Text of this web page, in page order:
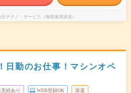
テクノ・サービス（無期雇用派遣）
日勤のお仕事！マシンオペ
給あり WEB登録OK 派遣